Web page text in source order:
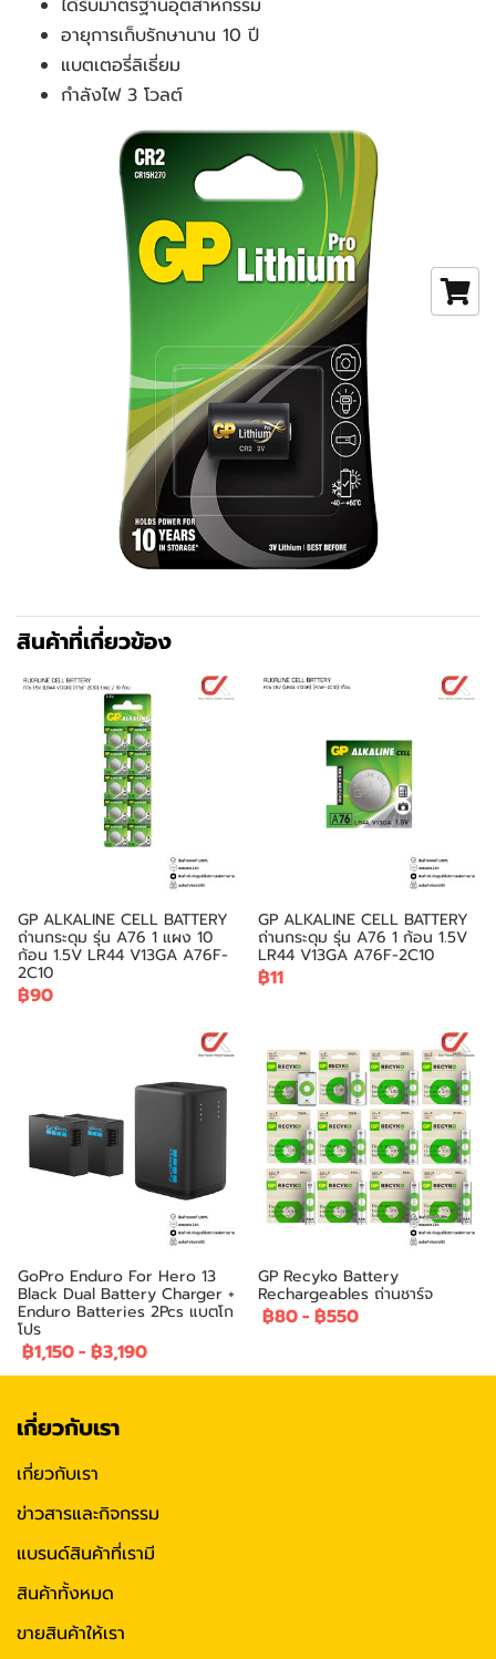
ได้รับมาตรฐานอุตสาหกรรม
อายุการเก็บรักษานาน 10 ปี
แบตเตอรี่ลิเธี่ยม
กำลังไฟ 3 โวลต์
สินค้าที่เกี่ยวข้อง
GP ALKALINE CELL BATTERY
ถ่านกระดุม รุ่น A76 1 แผง 10
ก้อน 1.5V LR44 V13GA A76F-
2C10
฿90
GP ALKALINE CELL BATTERY
ถ่านกระดุม รุ่น A76 1 ก้อน 1.5V
LR44 V13GA A76F-2C10
฿11
GoPro Enduro For Hero 13
Black Dual Battery Charger +
Enduro Batteries 2Pcs แบตโก
โปร
฿1,150- ฿3,190
GP Recyko Battery
Rechargeables ถ่านชาร์จ
฿80- ฿550
เกี่ยวกับเรา
เกี่ยวกับเรา
ข่าวสารและกิจกรรม
แบรนด์สินค้าที่เรามี
สินค้าทั้งหมด
ขายสินค้าให้เรา